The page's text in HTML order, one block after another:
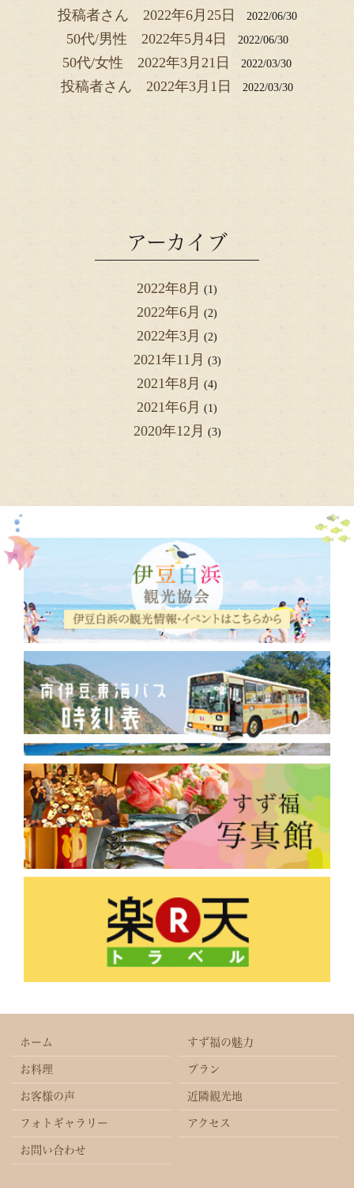
投稿者さん 2022年6月25日 2022/06/30
50代/男性 2022年5月4日 2022/06/30
50代/女性 2022年3月21日 2022/03/30
投稿者さん 2022年3月1日 2022/03/30
アーカイブ
2022年8月 (1)
2022年6月 (2)
2022年3月 (2)
2021年11月 (3)
2021年8月 (4)
2021年6月 (1)
2020年12月 (3)
2019年7月(2)
2019年1月(1)
2018年12月(1)
2018年9月(2)
2018年8月(5)
2018年3月
(1)
2017年12月(2)
2017年10月(3)
2017年9月(30)
2017年7月(13)
ホーム すず福の魅力
お料理 プラン
お客様の声 近隣観光地
フォトギャラリー アクセス
お問い合わせ